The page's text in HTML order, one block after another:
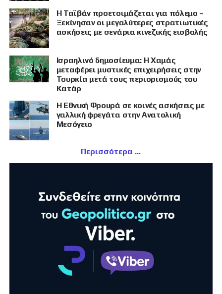
Η Ταϊβάν προετοιμάζεται για πόλεμο –
Ξεκίνησαν οι μεγαλύτερες στρατιωτικές
ασκήσεις με σενάρια κινεζικής εισβολής
Ισραηλινό δημοσίευμα: Η Χαμάς
μεταφέρει μυστικές επιχειρήσεις στην
Τουρκία μετά τους περιορισμούς του
Κατάρ
Η Εθνική Φρουρά σε κοινές ασκήσεις με
γαλλική φρεγάτα στην Ανατολική
Μεσόγειο
Περισσότερα